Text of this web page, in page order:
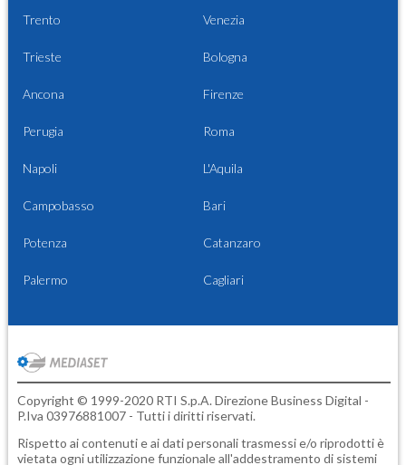
Trento Venezia
Trieste Bologna
Ancona Firenze
Perugia Roma
Napoli L'Aquila
Campobasso Bari
Potenza Catanzaro
Palermo Cagliari
Copyright © 1999-2020 RTI S.p.A. Direzione Business Digital -
P.Iva 03976881007 - Tutti i diritti riservati.
Rispetto ai contenuti e ai dati personali trasmessi e/o riprodotti è
vietata ogni utilizzazione funzionale all'addestramento di sistemi